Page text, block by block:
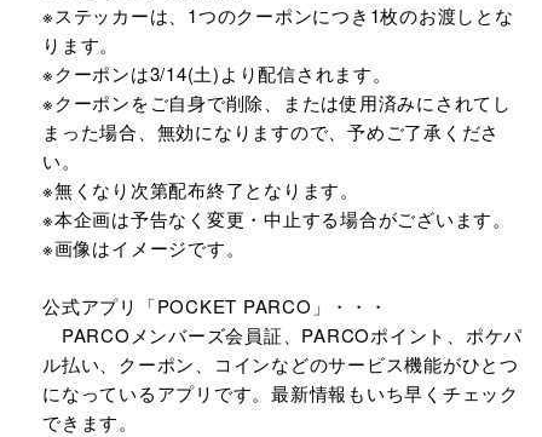
※ステッカーは、1つのクーポンにつき1枚のお渡しとな
ります。
※クーポンは3/14(土)より配信されます。
※クーポンをご自身で削除、または使用済みにされてし
まった場合、無効になりますので、予めご了承くださ
い。
※無くなり次第配布終了となります。
※本企画は予告なく変更・中止する場合がございます。
※画像はイメージです。
公式アプリ「POCKET PARCO」・・・
PARCOメンバーズ会員証、PARCOポイント、ポケパ
ル払い、クーポン、コインなどのサービス機能がひとつ
になっているアプリです。最新情報もいち早くチェック
できます。